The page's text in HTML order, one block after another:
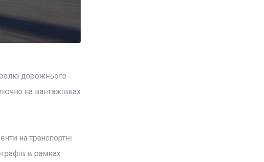
дорожнього
на вантажівках
на транспортні
в рамках